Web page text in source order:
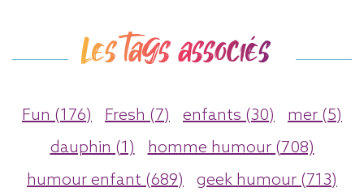
Les tags associés
Fun (176) Fresh (7) enfants (30)
mer (5)
dauphin (1)
homme humour (708)
humour enfant (689)
geek humour (713)